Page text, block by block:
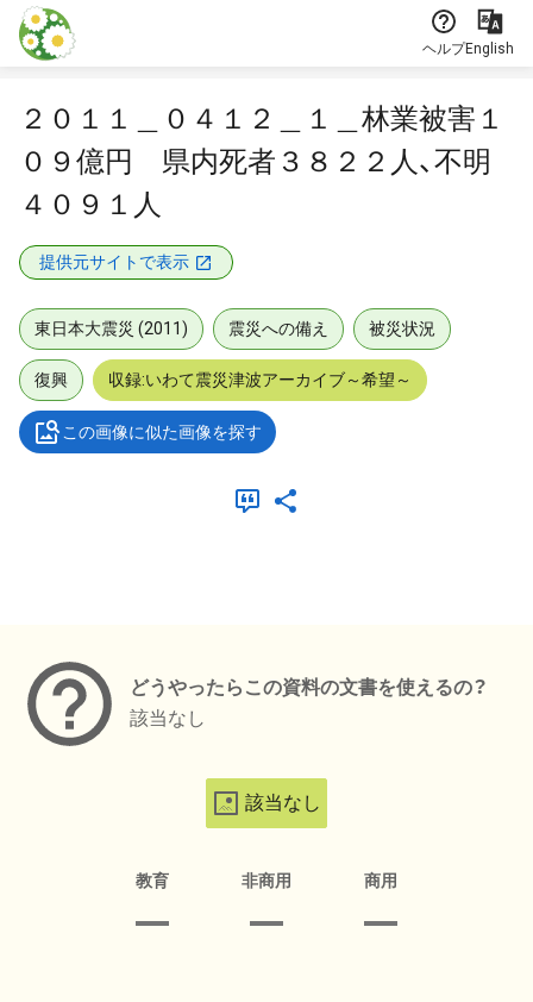
本文に飛ぶ
ヘルプEnglish
２０１１＿０４１２＿１＿林業被害１
０９億円 県内死者３８２２人、不明
４０９１人
提供元サイトで表示
東日本大震災 (2011) 震災への備え 被災状況
復興 収録:いわて震災津波アーカイブ～希望～
この画像に似た画像を探す
どうやったらこの資料の文書を使えるの？
該当なし
該当なし
教育 非商用 商用